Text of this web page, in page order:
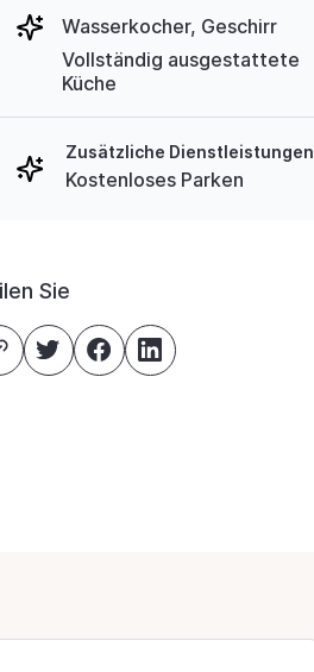
Wasserkocher, Geschirr
Vollständig ausgestattete
Küche
Zusätzliche Dienstleistungen
Kostenloses Parken
Sie